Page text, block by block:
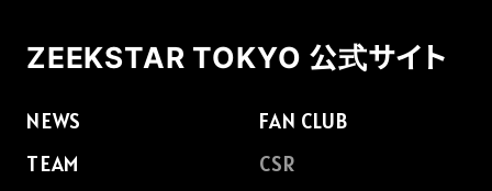
ZEEKSTAR TOKYO 公式サイト
NEWS
TEAM
FAN CLUB
CSR